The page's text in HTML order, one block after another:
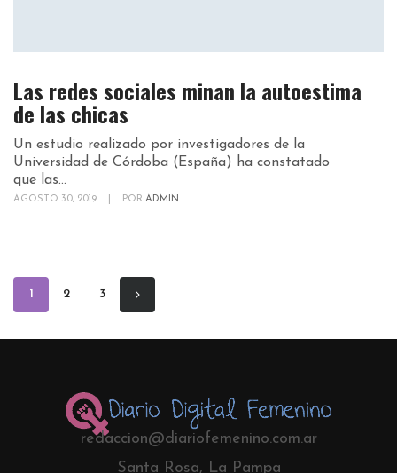
Las redes sociales minan la autoestima
de las chicas
Un estudio realizado por investigadores de la
Universidad de Córdoba (España) ha constatado
que las...
AGOSTO 30, 2019 POR ADMIN
1 2 3
redaccion@diariofemenino.com.ar
Santa Rosa, La Pampa